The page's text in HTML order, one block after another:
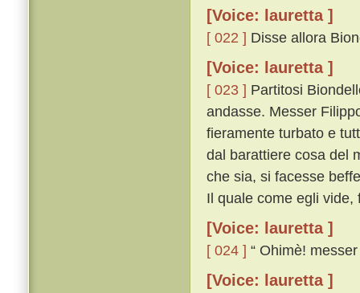
[Voice: lauretta ]
[ 022 ] Disse allora
[Voice: lauretta ]
[ 023 ] Partitosi
andasse. Messer
fieramente turbato e
dal barattiere cosa del
che sia, si facesse
Il quale come egli
[Voice: lauretta ]
[ 024 ] “ Ohimè!
[Voice: lauretta ]